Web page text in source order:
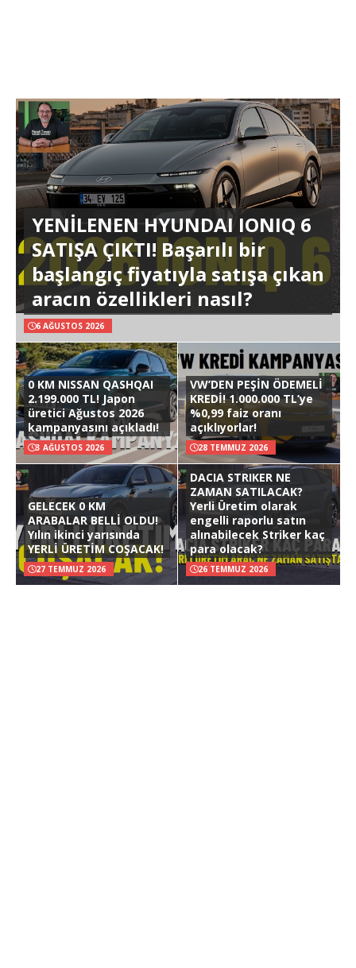
YENİLENEN HYUNDAI IONIQ 6
SATIŞA ÇIKTI! Başarılı bir
başlangıç fiyatıyla satışa çıkan
aracın özellikleri nasıl?
6 AĞUSTOS 2026
0 KM NISSAN QASHQAI
2.199.000 TL! Japon
üretici Ağustos 2026
kampanyasını açıkladı!
3 AĞUSTOS 2026
VW’DEN PEŞİN ÖDEMELİ
KREDİ! 1.000.000 TL’ye
%0,99 faiz oranı
açıklıyorlar!
28 TEMMUZ 2026
GELECEK 0 KM
ARABALAR BELLİ OLDU!
Yılın ikinci yarısında
YERLİ ÜRETİM COŞACAK!
27 TEMMUZ 2026
DACIA STRIKER NE
ZAMAN SATILACAK?
Yerli Üretim olarak
engelli raporlu satın
alınabilecek Striker kaç
para olacak?
26 TEMMUZ 2026